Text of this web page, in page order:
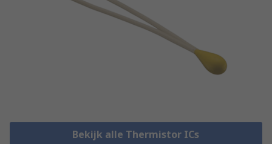
Bekijk alle Thermistor ICs